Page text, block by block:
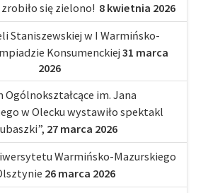
się zielono! 8 kwietnia 2026
Staniszewskiej w I Warmińsko-
Konsumenckiej 31 marca
2026
Ogólnokształcące im. Jana
w Olecku wystawiło spektakl
27 marca 2026
Warmińsko-Mazurskiego
26 marca 2026